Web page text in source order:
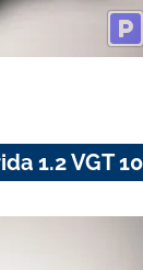
1.2 VGT